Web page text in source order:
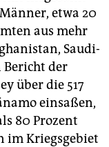
etwa 20
aus mehr
Saudi-
Bericht der
über die 517
einsaßen,
80 Prozent
im Kriegsgebiet